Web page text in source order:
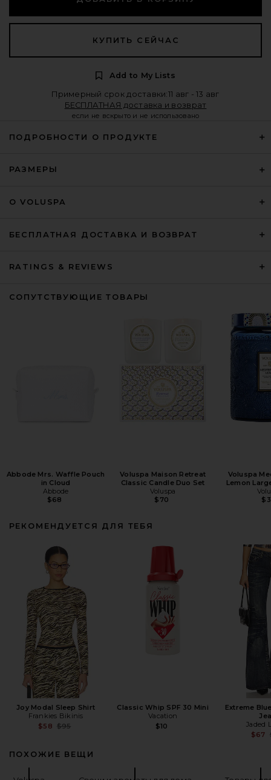
КУПИТЬ СЕЙЧАС
Add to My Lists
Примерный срок доставки:11 авг - 13 авг
БЕСПЛАТНАЯ доставка и возврат
если не вскрыто и не использовано
ПОДРОБНОСТИ О ПРОДУКТЕ
РАЗМЕРЫ
О VOLUSPA
БЕСПЛАТНАЯ ДОСТАВКА И ВОЗВРАТ
RATINGS & REVIEWS
СОПУТСТВУЮЩИЕ ТОВАРЫ
Abbode Mrs. Waffle Pouch
in Cloud
Abbode
$68
Voluspa Maison Retreat
Classic Candle Duo Set
Voluspa
$70
Voluspa
Lemon
РЕКОМЕНДУЕТСЯ ДЛЯ ТЕБЯ
Joy Modal Sleep Shirt
Frankies Bikinis
$58 Previous price:
$95
Classic Whip SPF 30 Mini
Vacation
$10
Extreme
Jaded
$67
ПОХОЖИЕ ВЕЩИ